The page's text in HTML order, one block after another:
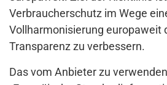
Verbraucherschutz im Wege
Vollharmonisierung europaweit
Transparenz zu verbessern.
Das vom Anbieter zu